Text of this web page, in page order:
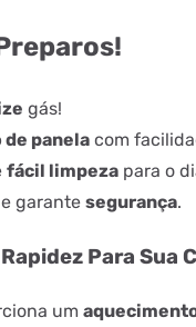
gás!
panela com
fácil limpeza para o
e garante segurança.
Para Sua
um